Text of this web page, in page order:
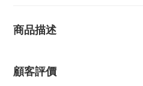
商品描述
顧客評價